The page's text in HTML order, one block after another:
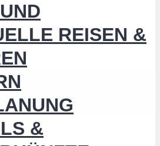
REISEN &
&